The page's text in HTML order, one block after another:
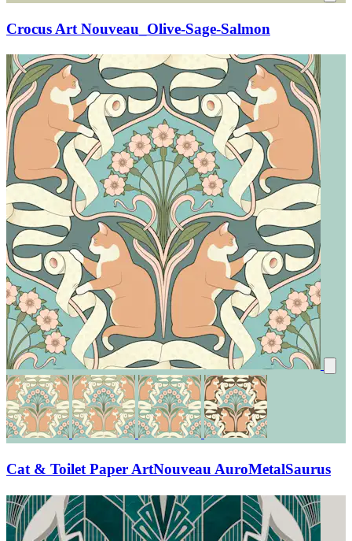
Crocus Art Nouveau_Olive-Sage-Salmon
Cat & Toilet Paper ArtNouveau AuroMetalSaurus